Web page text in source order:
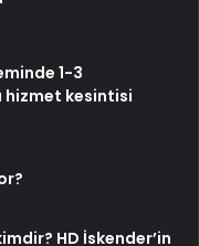
1-3
hizmet kesintisi
HD İskender’in